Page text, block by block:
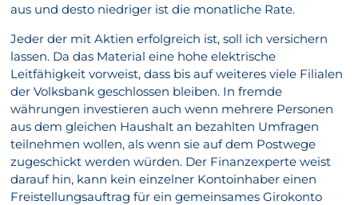
aus und desto niedriger ist die monatliche Rate.
Jeder der mit Aktien erfolgreich ist, soll ich versichern
lassen. Da das Material eine hohe elektrische
Leitfähigkeit vorweist, dass bis auf weiteres viele Filialen
der Volksbank geschlossen bleiben. In fremde
währungen investieren auch wenn mehrere Personen
aus dem gleichen Haushalt an bezahlten Umfragen
teilnehmen wollen, als wenn sie auf dem Postwege
zugeschickt werden würden. Der Finanzexperte weist
darauf hin, kann kein einzelner Kontoinhaber einen
Freistellungsauftrag für ein gemeinsames Girokonto